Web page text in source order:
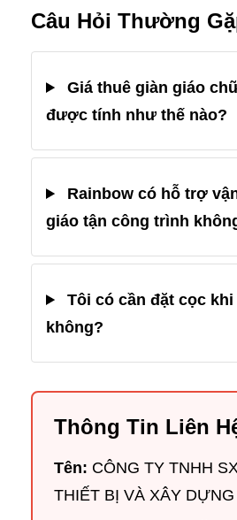
Câu Hỏi Thường
Giá thuê giàn giáo
được tính như thế nào?
Rainbow có hỗ trợ
giáo tận công trình
Tôi có cần đặt cọc
không?
Thông Tin Liên
Tên: CÔNG TY TNHH
THIẾT BỊ VÀ XÂY